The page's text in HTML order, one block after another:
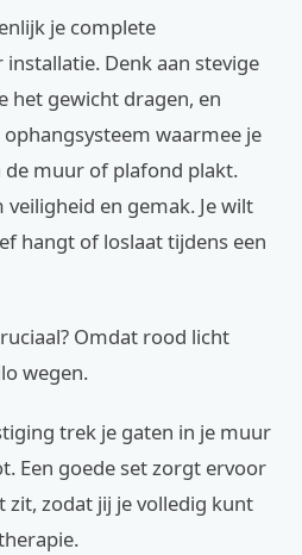
je complete
Denk aan stevige
het gewicht dragen, en
waarmee je
de muur of plafond plakt.
en gemak. Je wilt
hangt of loslaat tijdens een
Omdat rood licht
wegen.
trek je gaten in je muur
Een goede set zorgt ervoor
zit, zodat jij je volledig kunt